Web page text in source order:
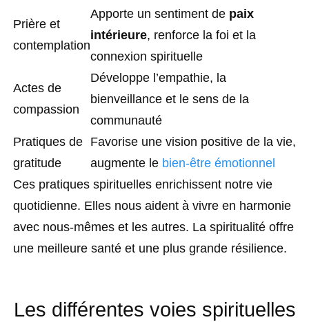
Prière et
contemplation
Apporte un sentiment de paix
intérieure, renforce la foi et la
connexion spirituelle
Actes de
compassion
Développe l’empathie, la
bienveillance et le sens de la
communauté
Pratiques de
gratitude
Favorise une vision positive de la vie,
augmente le bien-être émotionnel
Ces pratiques spirituelles enrichissent notre vie
quotidienne. Elles nous aident à vivre en harmonie
avec nous-mêmes et les autres. La spiritualité offre
une meilleure santé et une plus grande résilience.
Les différentes voies spirituelles